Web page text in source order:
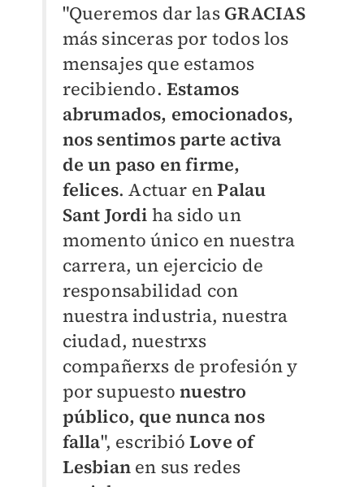
"Queremos dar las GRACIAS
más sinceras por todos los
mensajes que estamos
recibiendo. Estamos
abrumados, emocionados,
nos sentimos parte activa
de un paso en firme,
felices. Actuar enPalau
Sant Jordi ha sido un
momento único en nuestra
carrera, un ejercicio de
responsabilidad con
nuestra industria, nuestra
ciudad, nuestrxs
compañerxs de profesión y
por supuestonuestro
público, que nunca nos
falla", escribió Love of
Lesbian en sus redes